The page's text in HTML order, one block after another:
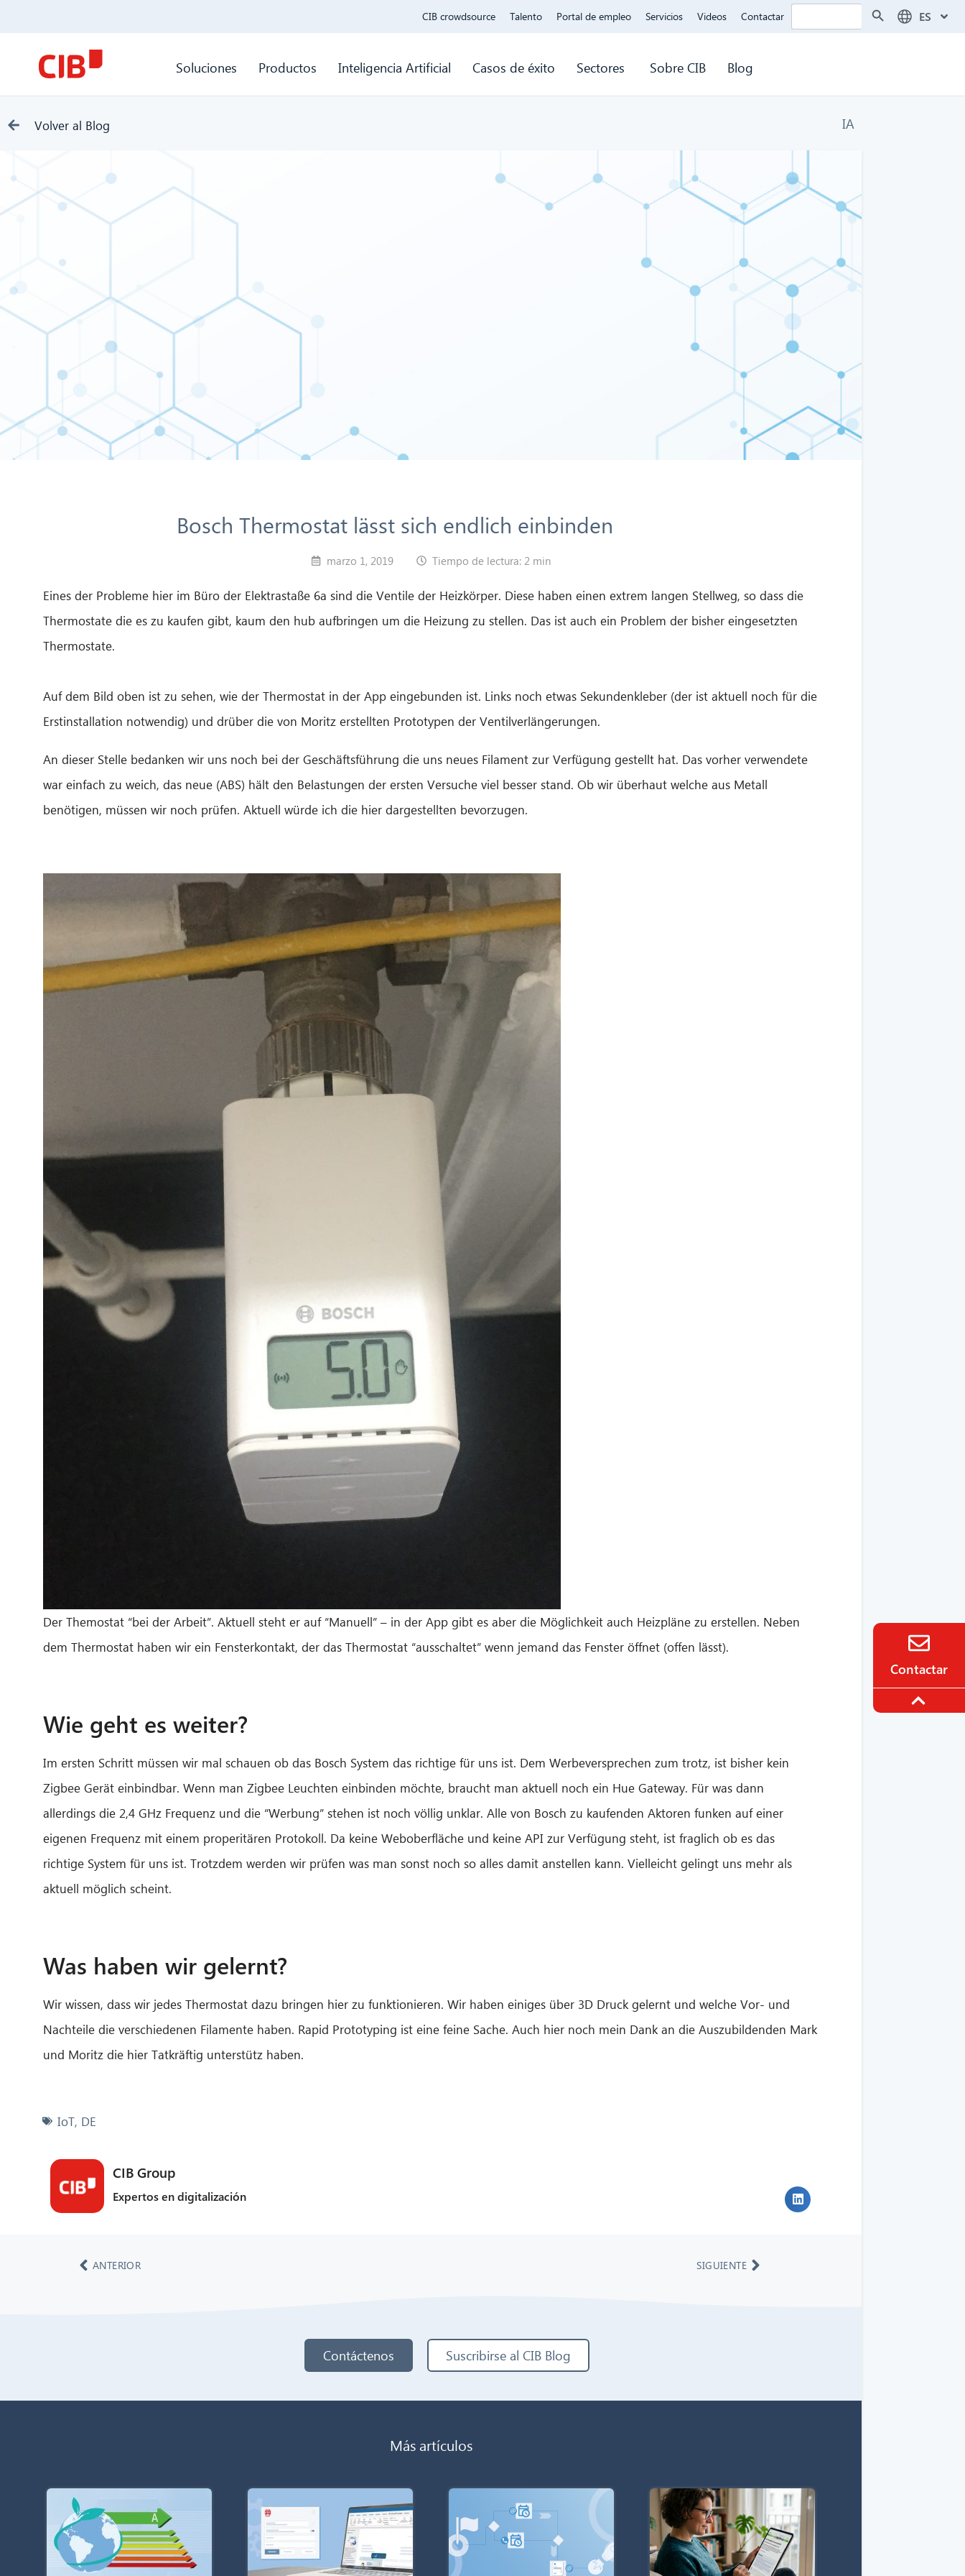
CIB crowdsource Talento Portal de empleo Servicios Videos Contactar Buscar: ES
Soluciones Productos Inteligencia Artificial Casos de éxito Sectores Sobre CIB Blog
Volver al Blog IA
Bosch Thermostat lässt sich endlich einbinden
marzo 1, 2019 Tiempo de lectura: 2 min
Eines der Probleme hier im Büro der Elektrastaße 6a sind die Ventile der Heizkörper. Diese haben einen extrem langen Stellweg, so dass die
Thermostate die es zu kaufen gibt, kaum den hub aufbringen um die Heizung zu stellen. Das ist auch ein Problem der bisher eingesetzten
Thermostate.
Auf dem Bild oben ist zu sehen, wie der Thermostat in der App eingebunden ist. Links noch etwas Sekundenkleber (der ist aktuell noch für die
Erstinstallation notwendig) und drüber die von Moritz erstellten Prototypen der Ventilverlängerungen.
An dieser Stelle bedanken wir uns noch bei der Geschäftsführung die uns neues Filament zur Verfügung gestellt hat. Das vorher verwendete
war einfach zu weich, das neue (ABS) hält den Belastungen der ersten Versuche viel besser stand. Ob wir überhaut welche aus Metall
benötigen, müssen wir noch prüfen. Aktuell würde ich die hier dargestellten bevorzugen.
Der Themostat “bei der Arbeit”. Aktuell steht er auf “Manuell” – in der App gibt es aber die Möglichkeit auch Heizpläne zu erstellen. Neben
dem Thermostat haben wir ein Fensterkontakt, der das Thermostat “ausschaltet” wenn jemand das Fenster öffnet (offen lässt).
Wie geht es weiter?
Im ersten Schritt müssen wir mal schauen ob das Bosch System das richtige für uns ist. Dem Werbeversprechen zum trotz, ist bisher kein
Zigbee Gerät einbindbar. Wenn man Zigbee Leuchten einbinden möchte, braucht man aktuell noch ein Hue Gateway. Für was dann
allerdings die 2,4 GHz Frequenz und die “Werbung” stehen ist noch völlig unklar. Alle von Bosch zu kaufenden Aktoren funken auf einer
eigenen Frequenz mit einem properitären Protokoll. Da keine Weboberfläche und keine API zur Verfügung steht, ist fraglich ob es das
richtige System für uns ist. Trotzdem werden wir prüfen was man sonst noch so alles damit anstellen kann. Vielleicht gelingt uns mehr als
aktuell möglich scheint.
Was haben wir gelernt?
Wir wissen, dass wir jedes Thermostat dazu bringen hier zu funktionieren. Wir haben einiges über 3D Druck gelernt und welche Vor- und
Nachteile die verschiedenen Filamente haben. Rapid Prototyping ist eine feine Sache. Auch hier noch mein Dank an die Auszubildenden Mark
und Moritz die hier Tatkräftig unterstütz haben.
IoT, DE
CIB Group
Expertos en digitalización
ANTERIOR SIGUIENTE
Contáctenos Suscribirse al CIB Blog
Más artículos
Contactar